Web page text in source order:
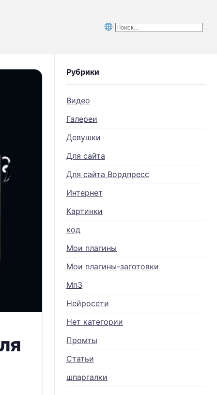
Рубрики
Видео
Галереи
Девушки
Для сайта
Для сайта Вордпресс
Интернет
Картинки
код
Мои плагины
Мои плагины-заготовки
Мп3
Нейросети
Нет категории
Промты
Статьи
шпаргалки